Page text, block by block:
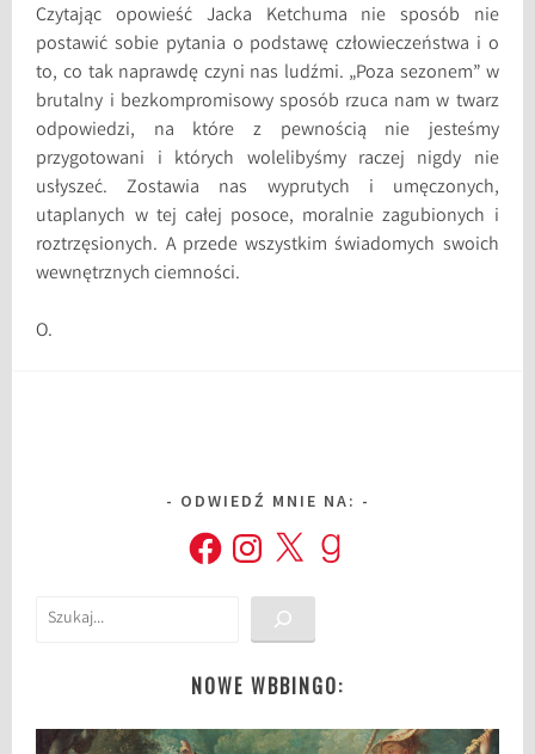
Czytając opowieść Jacka Ketchuma nie sposób nie
postawić sobie pytania o podstawę człowieczeństwa i o
to, co tak naprawdę czyni nas ludźmi. „Poza sezonem” w
brutalny i bezkompromisowy sposób rzuca nam w twarz
odpowiedzi, na które z pewnością nie jesteśmy
przygotowani i których wolelibyśmy raczej nigdy nie
usłyszeć. Zostawia nas wyprutych i umęczonych,
utaplanych w tej całej posoce, moralnie zagubionych i
roztrzęsionych. A przede wszystkim świadomych swoich
wewnętrznych ciemności.
O.
ODWIEDŹ MNIE NA:
FacebookInstagram
X Goodreads
Szukaj
NOWE WBBINGO: